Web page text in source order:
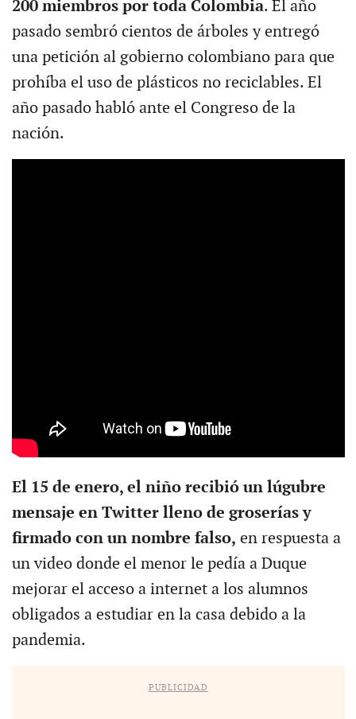
200 miembros por toda Colombia. El año
pasado sembró cientos de árboles y entregó
una petición al gobierno colombiano para que
prohíba el uso de plásticos no reciclables. El
año pasado habló ante el Congreso de la
nación.
El 15 de enero, el niño recibió un lúgubre
mensaje en Twitter lleno de groserías y
firmado con un nombre falso, en respuesta a
un video donde el menor le pedía a Duque
mejorar el acceso a internet a los alumnos
obligados a estudiar en la casa debido a la
pandemia.
PUBLICIDAD